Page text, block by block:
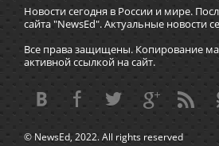
Новости сегодня в России и мире.
сайта "NewsEd". Актуальные новости
Все права защищены. Копирование
активной ссылкой на сайт.
© NewsEd, 2022. All rights reserved